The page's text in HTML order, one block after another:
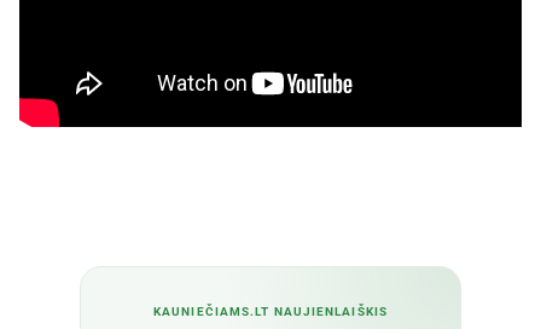
KAUNIEČIAMS.LT NAUJIENLAIŠKIS